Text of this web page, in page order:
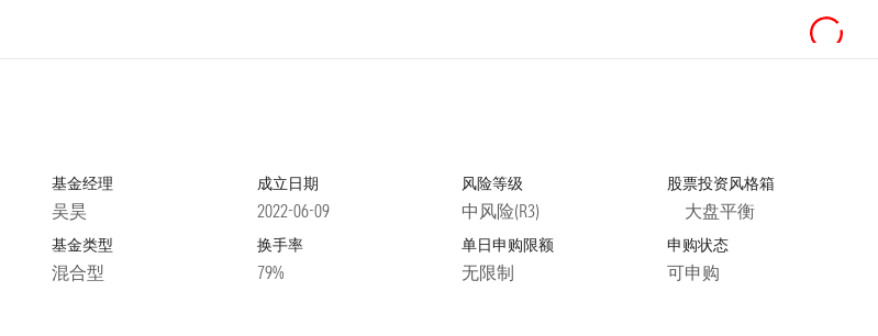
基金经理
吴昊
成立日期
2022-06-09
风险等级
中风险(R3)
股票投资风格箱
大盘平衡
基金类型
混合型
换手率
79%
单日申购限额
无限制
申购状态
可申购